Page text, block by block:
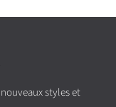
styles et